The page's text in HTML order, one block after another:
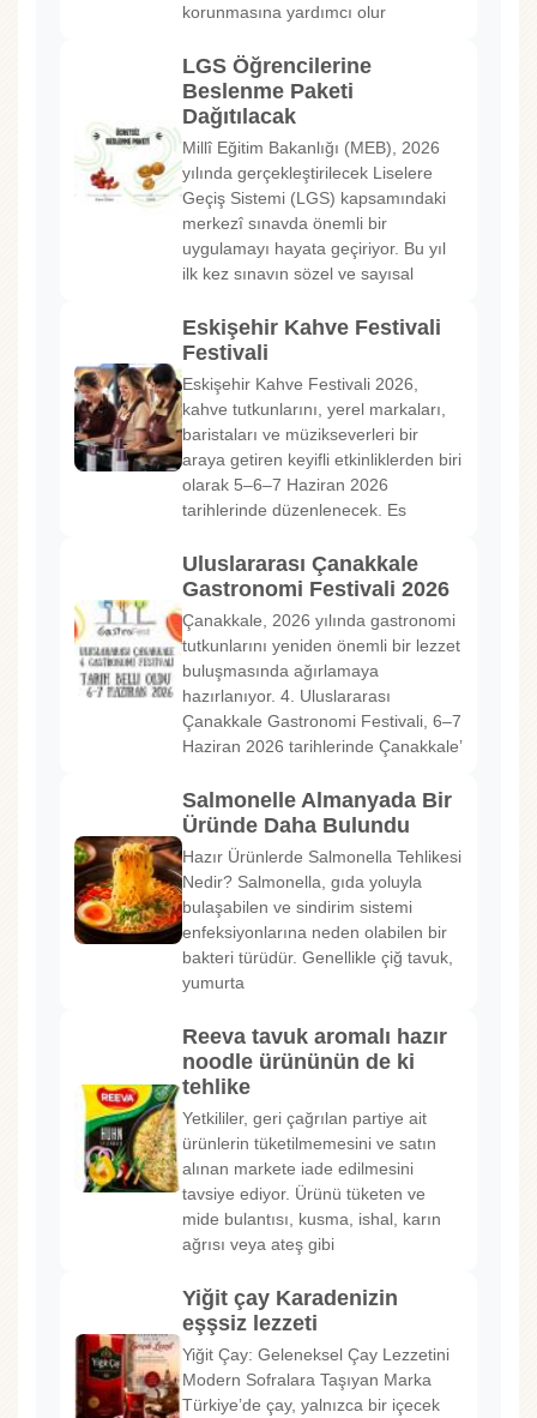
korunmasına yardımcı olur
LGS Öğrencilerine
Beslenme Paketi
Dağıtılacak
Millî Eğitim Bakanlığı (MEB), 2026
yılında gerçekleştirilecek Liselere
Geçiş Sistemi (LGS) kapsamındaki
merkezî sınavda önemli bir
uygulamayı hayata geçiriyor. Bu yıl
ilk kez sınavın sözel ve sayısal
Eskişehir Kahve Festivali
Festivali
Eskişehir Kahve Festivali 2026,
kahve tutkunlarını, yerel markaları,
baristaları ve müzikseverleri bir
araya getiren keyifli etkinliklerden biri
olarak 5–6–7 Haziran 2026
tarihlerinde düzenlenecek. Es
Uluslararası Çanakkale
Gastronomi Festivali 2026
Çanakkale, 2026 yılında gastronomi
tutkunlarını yeniden önemli bir lezzet
buluşmasında ağırlamaya
hazırlanıyor. 4. Uluslararası
Çanakkale Gastronomi Festivali, 6–7
Haziran 2026 tarihlerinde Çanakkale’
Salmonelle Almanyada Bir
Üründe Daha Bulundu
Hazır Ürünlerde Salmonella Tehlikesi
Nedir? Salmonella, gıda yoluyla
bulaşabilen ve sindirim sistemi
enfeksiyonlarına neden olabilen bir
bakteri türüdür. Genellikle çiğ tavuk,
yumurta
Reeva tavuk aromalı hazır
noodle ürününün de ki
tehlike
Yetkililer, geri çağrılan partiye ait
ürünlerin tüketilmemesini ve satın
alınan markete iade edilmesini
tavsiye ediyor. Ürünü tüketen ve
mide bulantısı, kusma, ishal, karın
ağrısı veya ateş gibi
Yiğit çay Karadenizin
eşşsiz lezzeti
Yiğit Çay: Geleneksel Çay Lezzetini
Modern Sofralara Taşıyan Marka
Türkiye’de çay, yalnızca bir içecek